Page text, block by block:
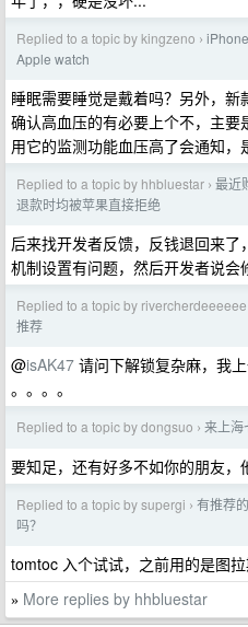
Replied to a topic by kingzeno ›
Apple watch
睡眠需要睡觉是戴着吗？另外，
确认高血压的有必要上个不，主要
用它的监测功能血压高了会通知，
Replied to a topic by hhbluestar › 最近
退款时均被苹果直接拒绝
后来找开发者反馈，反钱退回来
机制设置有问题，然后开发者说会
Replied to a topic by rivercherdeeeeee
推荐
@isAK47 请问下解锁复杂麻，我
。。。。
Replied to a topic by dongsuo › 来上海
要知足，还有好多不如你的朋友，
Replied to a topic by supergi › 有推荐
吗？
tomtoc 入个试试，之前用的是图拉
» More replies by hhbluestar